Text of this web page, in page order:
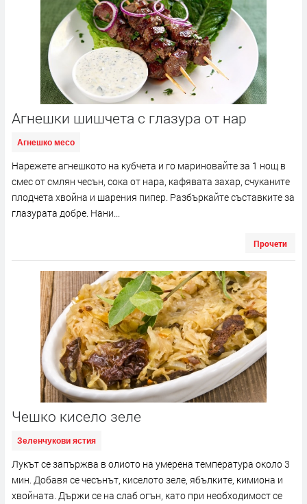
Агнешки шишчета с глазура от нар
Агнешко месо
Нарежете агнешкото на кубчета и го мариновайте за 1 нощ в
смес от смлян чесън, сока от нара, кафявата захар, счуканите
плодчета хвойна и шарения пипер. Разбъркайте съставките за
глазурата добре. Нани...
Прочети
Чешко кисело зеле
Зеленчукови ястия
Лукът се запържва в олиото на умерена температура около 3
мин. Добавя се чесънът, киселото зеле, ябълките, кимиона и
хвойната. Държи се на слаб огън, като при необходимост се